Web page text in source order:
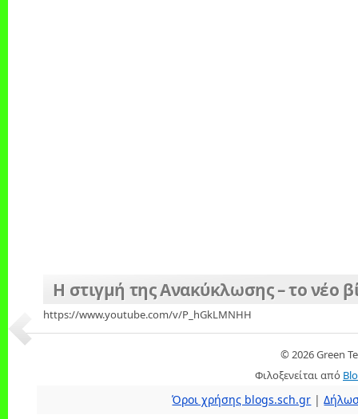
Η στιγμή της Ανακύκλωσης – το νέο
https://www.youtube.com/v/P_hGkLMNHH
© 2026 Green
Φιλοξενείται από
Όροι χρήσης blogs.sch.gr |